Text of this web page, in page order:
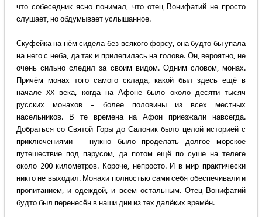
что собеседник ясно понимал, что отец Вонифатий не просто
слушает, но обдумывает услышанное.
Скуфейка на нём сидела без всякого форсу, она будто бы упала
на него с неба, да так и прилепилась на голове. Он, вероятно, не
очень сильно следил за своим видом. Одним словом, монах.
Причём монах того самого склада, какой был здесь ещё в
начале XX века, когда на Афоне было около десяти тысяч
русских монахов – более половины из всех местных
насельников. В те времена на Афон приезжали навсегда.
Добраться со Святой Горы до Салоник было целой историей с
приключениями – нужно было проделать долгое морское
путешествие под парусом, да потом ещё по суше на телеге
около 200 километров. Короче, непросто. И в мир практически
никто не выходил. Монахи полностью сами себя обеспечивали и
пропитанием, и одеждой, и всем остальным. Отец Вонифатий
будто был перенесён в наши дни из тех далёких времён.